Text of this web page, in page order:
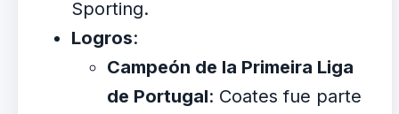
Sporting.
Logros:
Campeón de la Primeira Liga
de Portugal: Coates fue parte